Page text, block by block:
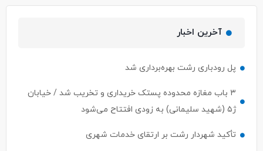
آخرین اخبار
پل رودباری رشت بهره‌برداری شد
۳ باب مغازه محدوده پستک خریداری و تخریب شد / خیابان
ژ۵ (شهید سلیمانی) به زودی افتتاح می‌شود
تأکید شهردار رشت بر ارتقای خدمات شهری